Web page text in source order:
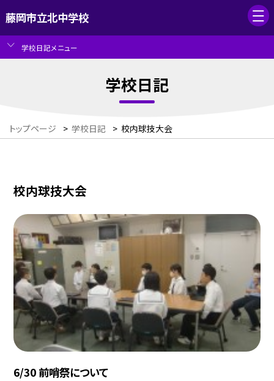
藤岡市立北中学校
学校日記メニュー
学校日記
トップページ > 学校日記 > 校内球技大会
校内球技大会
6/30 前哨祭について